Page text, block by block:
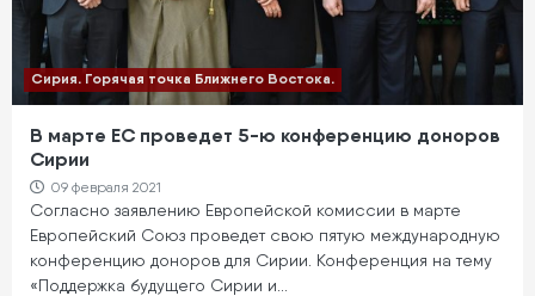
Сирия. Горячая точка Ближнего Востока.
В марте ЕС проведет 5-ю конференцию доноров
Сирии
09 февраля 2021
Согласно заявлению Европейской комиссии в марте
Европейский Союз проведет свою пятую международную
конференцию доноров для Сирии. Конференция на тему
«Поддержка будущего Сирии и…